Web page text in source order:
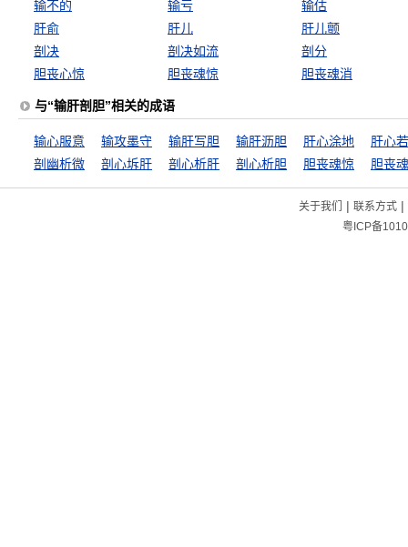
输不的 输亏
输估
肝俞
肝儿
肝儿颤
剖决
剖决如流
剖分
胆丧心惊
胆丧魂惊 胆丧魂消
与“输肝剖胆”相关的成语
输心服意 输攻墨守 输肝写胆 输肝沥胆 肝心涂地
肝心
剖幽析微
剖心坼肝 剖心析肝 剖心析胆 胆丧魂惊 胆丧
关于我们 | 联系方式|
粤ICP备